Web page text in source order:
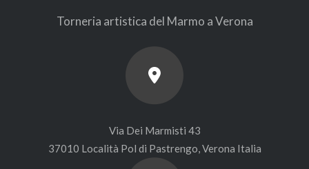
Torneria artistica del Marmo a Verona
Via Dei Marmisti 43
37010 Località Pol di Pastrengo, Verona Italia